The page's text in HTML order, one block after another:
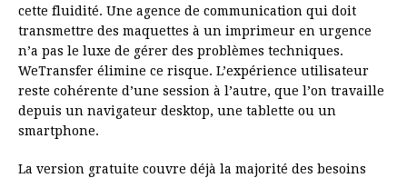
cette fluidité. Une agence de communication qui doit
transmettre des maquettes à un imprimeur en urgence
n’a pas le luxe de gérer des problèmes techniques.
WeTransfer élimine ce risque. L’expérience utilisateur
reste cohérente d’une session à l’autre, que l’on travaille
depuis un navigateur desktop, une tablette ou un
smartphone.
La version gratuite couvre déjà la majorité des besoins